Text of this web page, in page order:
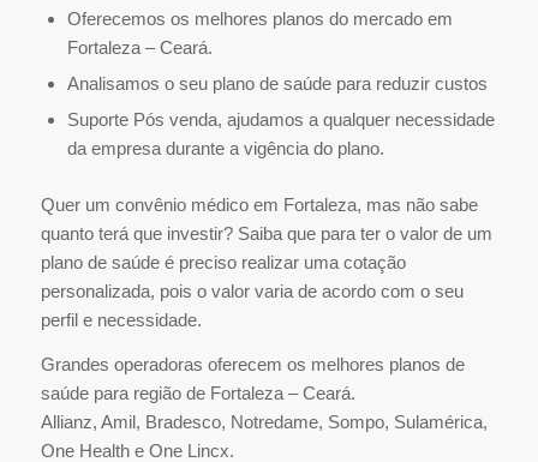
Oferecemos os melhores planos do mercado em
Fortaleza – Ceará.
Analisamos o seu plano de saúde para reduzir custos
Suporte Pós venda, ajudamos a qualquer necessidade
da empresa durante a vigência do plano.
Quer um convênio médico em Fortaleza, mas não sabe
quanto terá que investir? Saiba que para ter o valor de um
plano de saúde é preciso realizar uma cotação
personalizada, pois o valor varia de acordo com o seu
perfil e necessidade.
Grandes operadoras oferecem os melhores planos de
saúde para região de Fortaleza – Ceará.
Allianz, Amil, Bradesco, Notredame, Sompo, Sulamérica,
One Health e One Lincx.